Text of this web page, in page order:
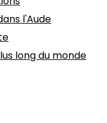
l'Aude
long du monde